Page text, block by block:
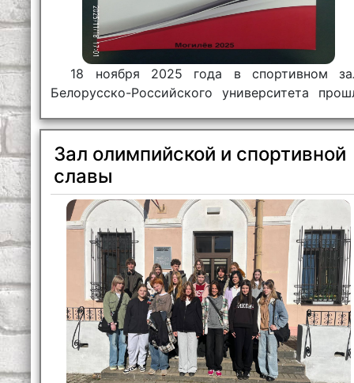
18 ноября 2025 года в спортивном
Белорусско-Российского университета
команд общежитий университета
архитектурно-строительного колледжа.
Зал олимпийской и спортивной
славы